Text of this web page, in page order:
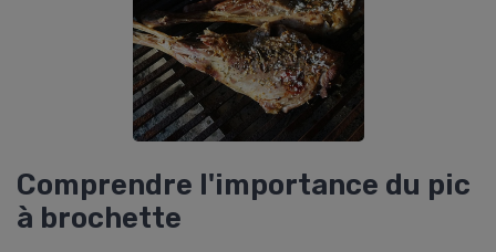
Comprendre l'importance du pic
à brochette